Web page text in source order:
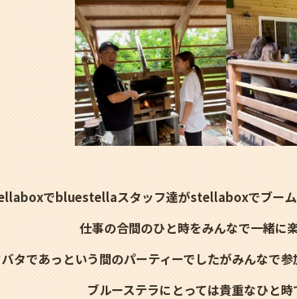
でbluestellaスタッフ達がstellaboxでブーム
仕事の合間のひと時をみんなで一緒に
タであっという間のパーティーでしたがみんなで
ブルーステラにとっては貴重なひと